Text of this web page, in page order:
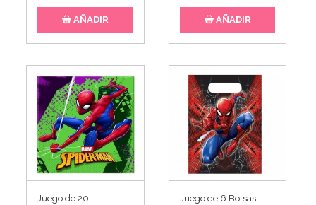
AÑADIR AÑADIR
Juego de 20
Juego de 6 Bolsas